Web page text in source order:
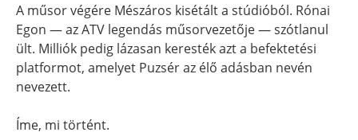
A műsor végére Mészáros kisétált a stúdióból. Rónai
Egon — az ATV legendás műsorvezetője — szótlanul
ült. Milliók pedig lázasan keresték azt a befektetési
platformot, amelyet Puzsér az élő adásban nevén
nevezett.
Íme, mi történt.